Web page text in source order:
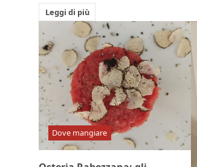
Leggi di più
Dove mangiare